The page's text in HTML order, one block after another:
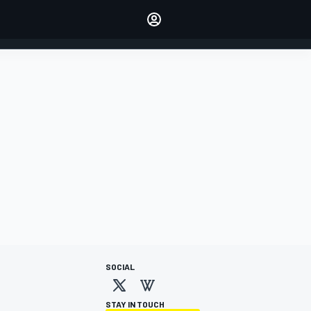
ACCEDI
SOCIAL
STAY IN TOUCH